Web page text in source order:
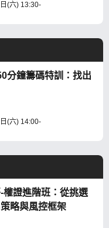
(六) 13:30-
分鐘籌碼特訓：找出
(六) 14:00-
證進階班：從挑選
略與風控框架